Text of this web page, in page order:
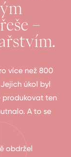
–
více než 800
úkol byl
produkovat ten
A to se
obdržel